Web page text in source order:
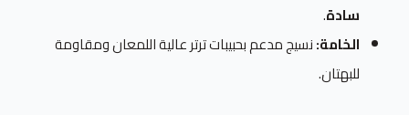
سادة.
الخامة:نسيج مدعم بحبيبات ترتر عالية اللمعان ومقاومة
للبهتان.